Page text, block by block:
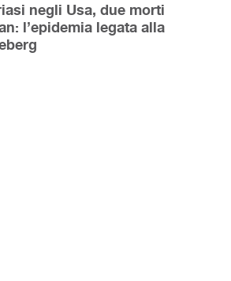
negli Usa, due morti
l’epidemia legata alla